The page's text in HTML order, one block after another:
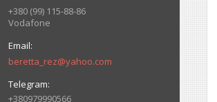
+380 (99) 115-88-86
Vodafone
beretta_rez@yahoo.com
+380979990566